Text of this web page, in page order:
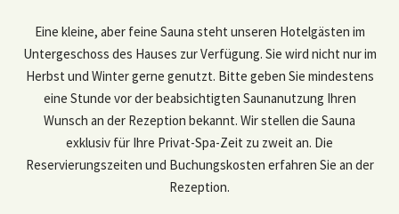
Eine kleine, aber feine Sauna steht unseren Hotelgästen im
Untergeschoss des Hauses zur Verfügung. Sie wird nicht nur im
Herbst und Winter gerne genutzt. Bitte geben Sie mindestens
eine Stunde vor der beabsichtigten Saunanutzung Ihren
Wunsch an der Rezeption bekannt. Wir stellen die Sauna
exklusiv für Ihre Privat-Spa-Zeit zu zweit an. Die
Reservierungszeiten und Buchungskosten erfahren Sie an der
Rezeption.